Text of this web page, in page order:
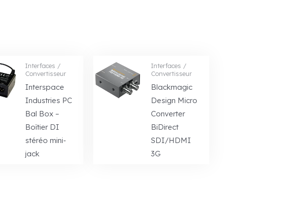
Interfaces /
Convertisseur
Interspace
Industries PC
Bal Box –
Boîtier DI
stéréo mini-
jack
Interfaces /
Convertisseur
Blackmagic
Design Micro
Converter
BiDirect
SDI/HDMI
3G